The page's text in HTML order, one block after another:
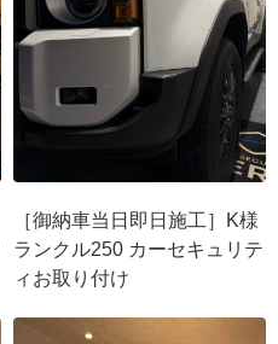
［御納車当日即日施工］K様
ランクル250 カーセキュリテ
ィお取り付け